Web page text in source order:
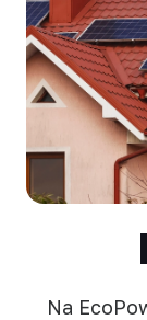
Sobre
Conheça
Explore
Na